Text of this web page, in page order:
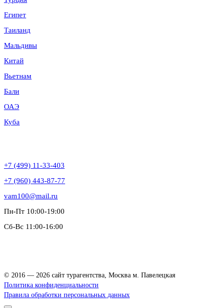
Египет
Таиланд
Мальдивы
Китай
Вьетнам
Бали
ОАЭ
Куба
+7 (499) 11-33-403
+7 (960) 443-87-77
vam100@mail.ru
Пн-Пт 10:00-19:00
Сб-Вс 11:00-16:00
© 2016 — 2026 сайт турагентства, Москва м. Павелецкая
Политика конфиденциальности
Правила обработки персональных данных